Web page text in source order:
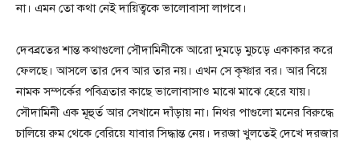
না। এমন তো কথা নেই দায়িত্বকে ভালোবাসা লাগবে।
দেবব্রতের শান্ত কথাগুলো সৌদামিনীকে আরো দুমড়ে মুচড়ে একাকার করে
ফেলছে। আসলে তার দেব আর তার নয়। এখন সে কৃষ্ণার বর। আর বিয়ে
নামক সম্পর্কের পবিত্রতার কাছে ভালোবাসাও মাঝে মাঝে হেরে যায়।
সৌদামিনী এক মূহুর্ত আর সেখানে দাঁড়ায় না। নিথর পাগুলো মনের বিরুদ্ধে
চালিয়ে রুম থেকে বেরিয়ে যাবার সিদ্ধান্ত নেয়। দরজা খুলতেই দেখে দরজার